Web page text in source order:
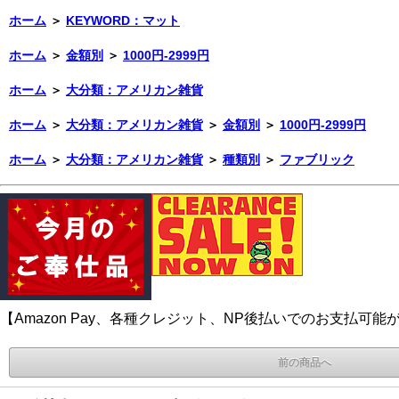
ホーム ＞ KEYWORD：マット
ホーム ＞ 金額別 ＞ 1000円-2999円
ホーム ＞ 大分類：アメリカン雑貨
ホーム ＞ 大分類：アメリカン雑貨 ＞ 金額別 ＞ 1000円-2999円
ホーム ＞ 大分類：アメリカン雑貨 ＞ 種類別 ＞ ファブリック
【Amazon Pay、各種クレジット、NP後払いでのお支払可能
前の商品へ